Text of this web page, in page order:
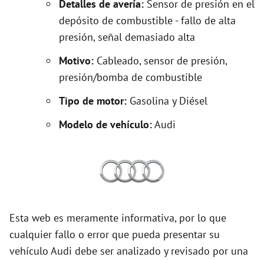
Detalles de avería: Sensor de presión en el
depósito de combustible - fallo de alta
presión, señal demasiado alta
Motivo: Cableado, sensor de presión,
presión/bomba de combustible
Tipo de motor: Gasolina y Diésel
Modelo de vehículo:Audi
Esta web es meramente informativa, por lo que
cualquier fallo o error que pueda presentar su
vehículo Audi debe ser analizado y revisado por una